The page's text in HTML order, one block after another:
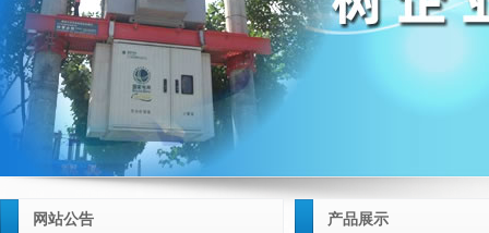
网站公告 产品展示